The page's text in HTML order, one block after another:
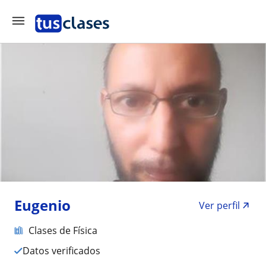
Eugenio
Ver perfil
Clases de Física
Datos verificados